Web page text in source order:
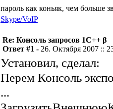
пароль как коньяк, чем больше
Skype/VoIP
Re: Консоль запросов 1С++ β
Ответ #1 - 26. Октября 2007 ::
Установил, сделал:
Перем Консоль
...